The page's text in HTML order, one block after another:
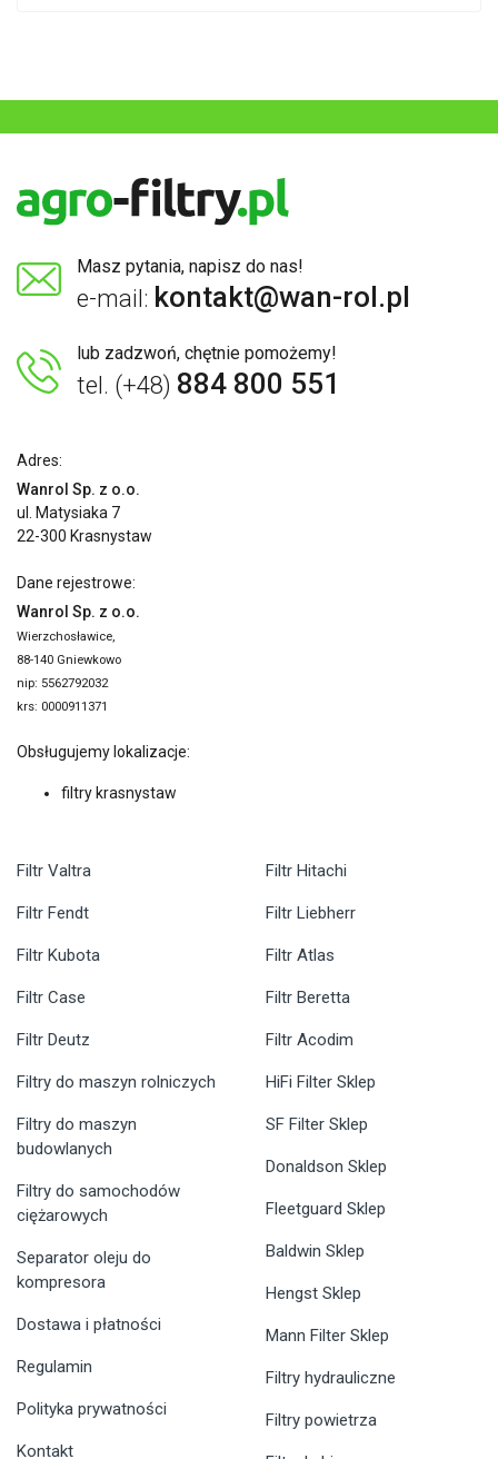
Masz pytania, napisz do nas!
e-mail: kontakt@wan-rol.pl
lub zadzwoń, chętnie pomożemy!
tel. (+48) 884 800 551
Adres:
Wanrol Sp. z o.o.
ul. Matysiaka 7
22-300 Krasnystaw
Dane rejestrowe:
Wanrol Sp. z o.o.
Wierzchosławice,
88-140 Gniewkowo
nip: 5562792032
krs: 0000911371
Obsługujemy lokalizacje:
filtry krasnystaw
Filtr Valtra
Filtr Fendt
Filtr Kubota
Filtr Case
Filtr Deutz
Filtr Hitachi
Filtr Liebherr
Filtr Atlas
Filtr Beretta
Filtr Acodim
Filtry do maszyn rolniczych
Filtry do maszyn
budowlanych
Filtry do samochodów
ciężarowych
Separator oleju do
kompresora
Dostawa i płatności
Regulamin
Polityka prywatności
Kontakt
HiFi Filter Sklep
SF Filter Sklep
Donaldson Sklep
Fleetguard Sklep
Baldwin Sklep
Hengst Sklep
Mann Filter Sklep
Filtry hydrauliczne
Filtry powietrza